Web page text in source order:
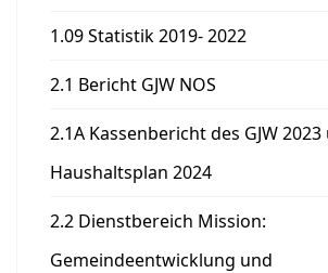
1.09 Statistik 2019- 2022
2.1 Bericht GJW NOS
2.1A Kassenbericht des GJW 2023
Haushaltsplan 2024
2.2 Dienstbereich Mission:
Gemeindeentwicklung und